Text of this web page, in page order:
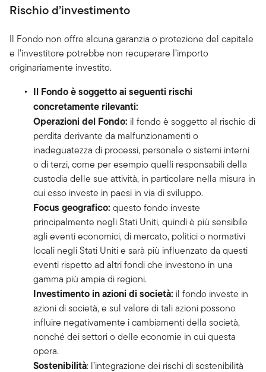
Rischio d’investimento
Il Fondo non offre alcuna garanzia o protezione del capitale
e l’investitore potrebbe non recuperare l’importo
originariamente investito.
Il Fondo è soggetto ai seguenti rischi
concretamente rilevanti:
Operazioni del Fondo: il fondo è soggetto al rischio di
perdita derivante da malfunzionamenti o
inadeguatezza di processi, personale o sistemi interni
o di terzi, come per esempio quelli responsabili della
custodia delle sue attività, in particolare nella misura in
cui esso investe in paesi in via di sviluppo.
Focus geografico: questo fondo investe
principalmente negli Stati Uniti, quindi è più sensibile
agli eventi economici, di mercato, politici o normativi
locali negli Stati Uniti e sarà più influenzato da questi
eventi rispetto ad altri fondi che investono in una
gamma più ampia di regioni.
Investimento in azioni di società: il fondo investe in
azioni di società, e sul valore di tali azioni possono
influire negativamente i cambiamenti della società,
nonché dei settori o delle economie in cui questa
opera.
Sostenibilità: l’integrazione dei rischi di sostenibilità